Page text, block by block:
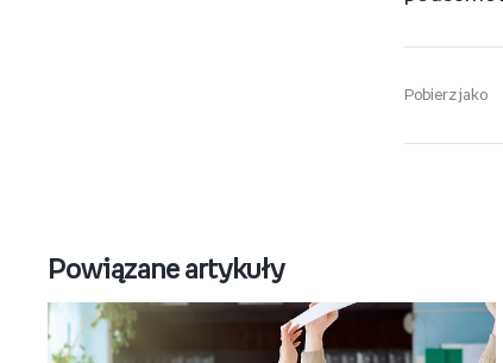
Pobierz jako
Powiązane artykuły